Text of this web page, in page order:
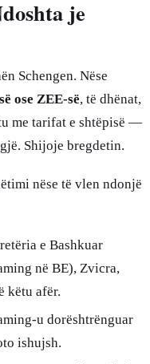
je
Schengen. Nëse
ose ZEE-së, të dhënat,
me tarifat e shtëpisë —
Shijoje bregdetin.
nëse të vlen ndonjë
e Bashkuar
në BE), Zvicra,
këtu afër.
u dorështrënguar
ishujsh.